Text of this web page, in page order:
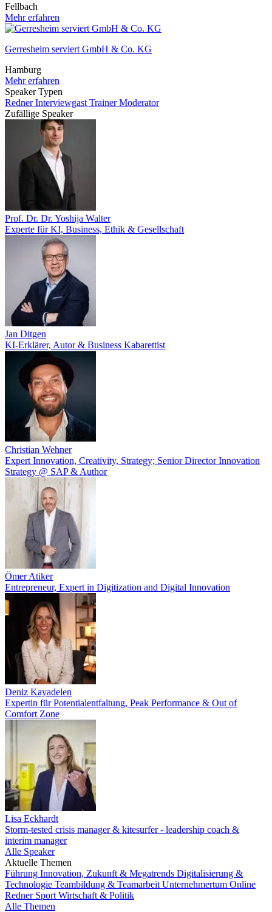
Fellbach
Mehr erfahren
Gerresheim serviert GmbH & Co. KG
Hamburg
Mehr erfahren
Speaker Typen
RednerInterviewgast TrainerModerator
Zufällige Speaker
Prof. Dr. Dr. Yoshija Walter
Experte für KI, Business, Ethik & Gesellschaft
Jan Ditgen
KI-Erklärer, Autor & Business Kabarettist
Christian Wehner
Expert Innovation, Creativity, Strategy; Senior Director Innovation
Strategy @ SAP & Author
Ömer Atiker
Entrepreneur, Expert in Digitization and Digital Innovation
Deniz Kayadelen
Expertin für Potentialentfaltung, Peak Performance & Out of
Comfort Zone
Lisa Eckhardt
Storm-tested crisis manager & kitesurfer - leadership coach &
interim manager
Alle Speaker
Aktuelle Themen
Führung Innovation, Zukunft & Megatrends Digitalisierung &
Technologie Teambildung & Teamarbeit Unternehmertum Online
Redner Sport Wirtschaft & Politik
Alle Themen